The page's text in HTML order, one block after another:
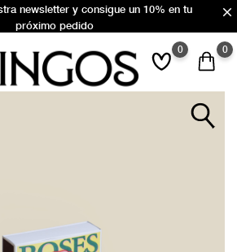
newsletter y consigue un 10% en tu
próximo pedido
en Península para los pedidos
a 150 Euros.
newsletter y consigue un 10% en tu
próximo pedido
0
0